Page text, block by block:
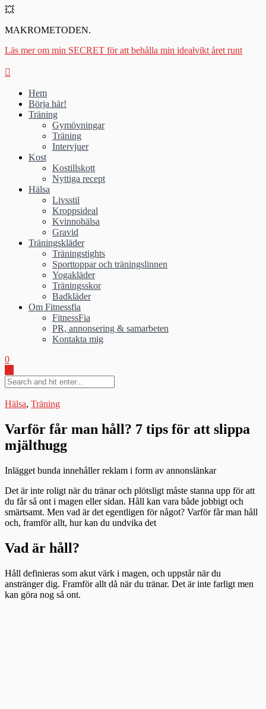
💥
MAKROMETODEN.
Läs mer om min SECRET för att behålla min idealvikt året runt
Hem
Börja här!
Träning
Gymövningar
Träning
Intervjuer
Kost
Kostillskott
Nyttiga recept
Hälsa
Livsstil
Kroppsideal
Kvinnohälsa
Gravid
Träningskläder
Träningstights
Sporttoppar och träningslinnen
Yogakläder
Träningsskor
Badkläder
Om Fitnessfia
FitnessFia
PR, annonsering & samarbeten
Kontakta mig
0
Hälsa, Träning
Varför får man håll? 7 tips för att slippa
mjälthugg
Inlägget bunda innehåller reklam i form av annonslänkar
Det är inte roligt när du tränar och plötsligt måste stanna upp för att
du får så ont i magen eller sidan. Håll kan vara både jobbigt och
smärtsamt. Men vad är det egentligen för något? Varför får man håll
och, framför allt, hur kan du undvika det
Vad är håll?
Håll definieras som akut värk i magen, och uppstår när du
anstränger dig. Framför allt då när du tränar. Det är inte farligt men
kan göra nog så ont.